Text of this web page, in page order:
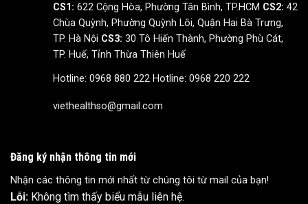
CS1: 622 Cộng Hòa, Phường Tân Bình, TP.HCM CS2: 42
Chùa Quỳnh, Phường Quỳnh Lôi, Quận Hai Bà Trưng,
TP. Hà Nội CS3: 30 Tô Hiến Thành, Phường Phù Cát,
TP. Huế, Tỉnh Thừa Thiên Huế
Hotline: 0968 880 222 Hotline: 0968 220 222
viethealthso@gmail.com
Đăng ký nhận thông tin mới
Nhận các thông tin mới nhất từ chúng tôi từ mail của bạn!
Lỗi: Không tìm thấy biểu mẫu liên hệ.